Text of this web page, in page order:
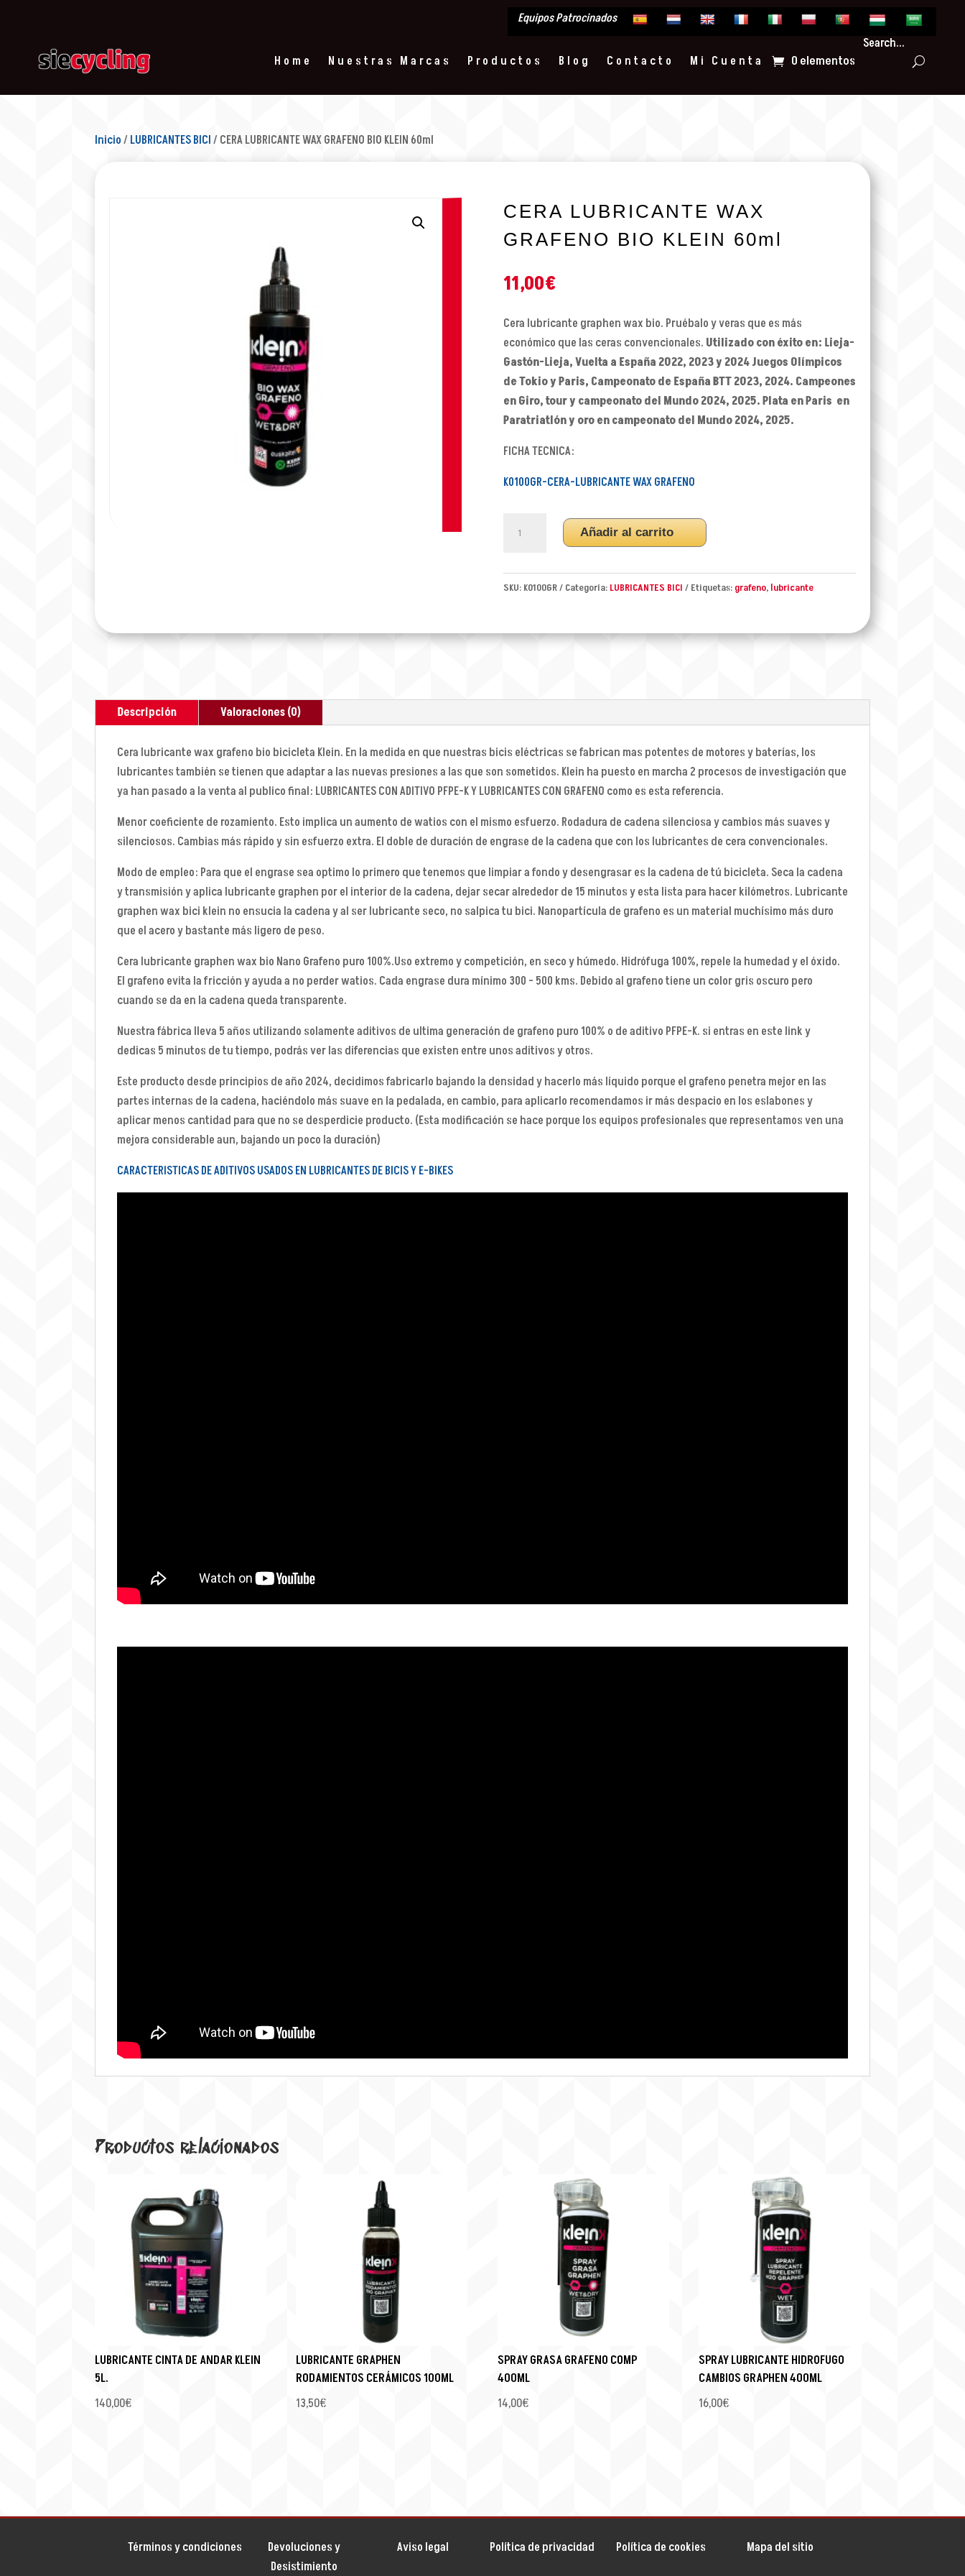
Equipos Patrocinados
Home Nuestras Marcas Productos Blog Contacto Mi Cuenta 0 elementos
Search...
Inicio/ LUBRICANTES BICI/ CERA LUBRICANTE WAX GRAFENO BIO KLEIN 60ml
CERA LUBRICANTE WAX
GRAFENO BIO KLEIN 60ml
11,00€
Cera lubricante graphen wax bio. Pruébalo y veras que es más
económico que las ceras convencionales. Utilizado con éxito en: Lieja-
Gastón-Lieja, Vuelta a España 2022, 2023 y 2024 Juegos Olímpicos
de Tokio y Paris, Campeonato de España BTT 2023, 2024. Campeones
en Giro, tour y campeonato del Mundo 2024, 2025. Plata en Paris en
Paratriatlón y oro en campeonato del Mundo 2024, 2025.
FICHA TECNICA:
K0100GR-CERA-LUBRICANTE WAX GRAFENO
LUBRICANTE
60ml
Añadir al carrito
SKU: K0100GR Categoría: LUBRICANTES BICI Etiquetas: grafeno, lubricante
Descripción Valoraciones (0)
Cera lubricante wax grafeno bio bicicleta Klein. En la medida en que nuestras bicis eléctricas se fabrican mas potentes de motores y baterías, los
lubricantes también se tienen que adaptar a las nuevas presiones a las que son sometidos. Klein ha puesto en marcha 2 procesos de investigación que
ya han pasado a la venta al publico final: LUBRICANTES CON ADITIVO PFPE-K Y LUBRICANTES CON GRAFENO como es esta referencia.
Menor coeficiente de rozamiento. Esto implica un aumento de watios con el mismo esfuerzo. Rodadura de cadena silenciosa y cambios más suaves y
silenciosos. Cambias más rápido y sin esfuerzo extra. El doble de duración de engrase de la cadena que con los lubricantes de cera convencionales.
Modo de empleo: Para que el engrase sea optimo lo primero que tenemos que limpiar a fondo y desengrasar es la cadena de tú bicicleta. Seca la cadena
y transmisión y aplica lubricante graphen por el interior de la cadena, dejar secar alrededor de 15 minutos y esta lista para hacer kilómetros. Lubricante
graphen wax bici klein no ensucia la cadena y al ser lubricante seco, no salpica tu bici. Nanopartícula de grafeno es un material muchísimo más duro
que el acero y bastante más ligero de peso.
Cera lubricante graphen wax bio Nano Grafeno puro 100%.Uso extremo y competición, en seco y húmedo. Hidrófuga 100%, repele la humedad y el óxido.
El grafeno evita la fricción y ayuda a no perder watios. Cada engrase dura mínimo 300 - 500 kms. Debido al grafeno tiene un color gris oscuro pero
cuando se da en la cadena queda transparente.
Nuestra fábrica lleva 5 años utilizando solamente aditivos de ultima generación de grafeno puro 100% o de aditivo PFPE-K. si entras en este link y
dedicas 5 minutos de tu tiempo, podrás ver las diferencias que existen entre unos aditivos y otros.
Este producto desde principios de año 2024, decidimos fabricarlo bajando la densidad y hacerlo más líquido porque el grafeno penetra mejor en las
partes internas de la cadena, haciéndolo más suave en la pedalada, en cambio, para aplicarlo recomendamos ir más despacio en los eslabones y
aplicar menos cantidad para que no se desperdicie producto. (Esta modificación se hace porque los equipos profesionales que representamos ven una
mejora considerable aun, bajando un poco la duración)
CARACTERISTICAS DE ADITIVOS USADOS EN LUBRICANTES DE BICIS Y E-BIKES
Productos relacionados
LUBRICANTE CINTA DE ANDAR KLEIN
5L.
140,00€
LUBRICANTE GRAPHEN
RODAMIENTOS CERÁMICOS 100ML
13,50€
SPRAY GRASA GRAFENO COMP
400ML
14,00€
SPRAY LUBRICANTE HIDROFUGO
CAMBIOS GRAPHEN 400ML
16,00€
Términos y condiciones
Devoluciones y
Desistimiento
Aviso legal Política de privacidad Política de cookies Mapa del sitio